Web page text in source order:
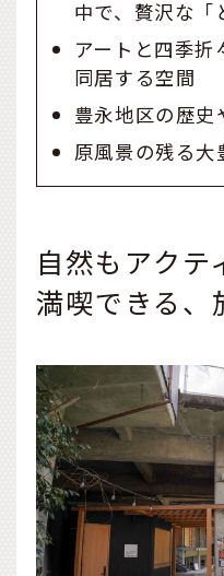
中で、贅沢な「
アートと四季
同居する空間
豊永地区の歴史
原風景の残る大
自然もアクテ
満喫できる、